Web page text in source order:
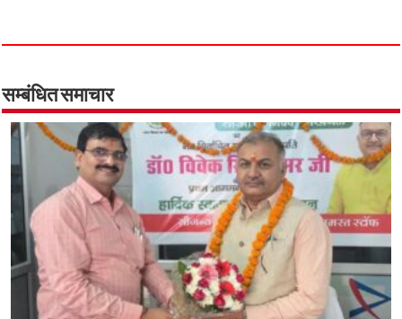
e
o
o
k
t
A
p
p
t
r
e
a
m
i
y
n
k
r
सम्बंधित समाचार